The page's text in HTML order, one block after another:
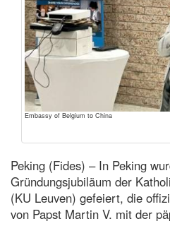
Embassy of Belgium to China
Peking (Fides) – In Peking
Gründungsjubiläum der
(KU Leuven) gefeiert, die
von Papst Martin V. mit der